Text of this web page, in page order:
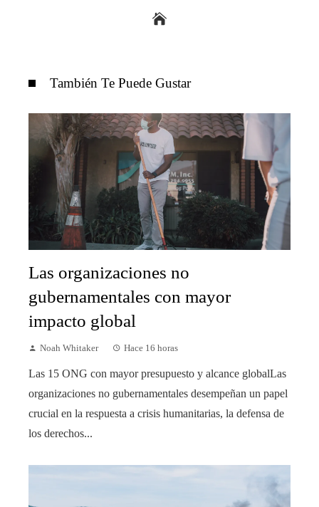
También Te Puede Gustar
Las organizaciones no
gubernamentales con mayor
impacto global
Noah Whitaker Hace 16 horas
Las 15 ONG con mayor presupuesto y alcance globalLas
organizaciones no gubernamentales desempeñan un papel
crucial en la respuesta a crisis humanitarias, la defensa de
los derechos...